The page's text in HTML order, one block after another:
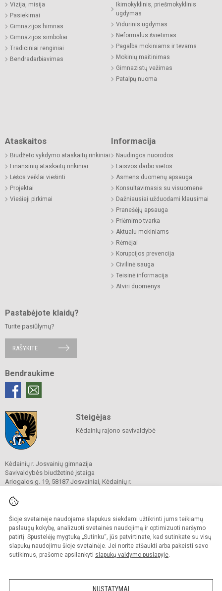
Šioje svetainėje naudojame slapukus siekdami užtikrinti jums teikiamų
paslaugų kokybę, analizuoti svetainės naudojimą ir optimizuoti naršymo
patirtį. Spustelėję mygtuką „Sutinku“, jūs patvirtinate, kad sutinkate su visų
slapukų naudojimu šioje svetainėje. Jei norite atšaukti arba pakeisti savo
sutikimus, prašome apsilankyti slapukų valdymo puslapyje.
NUSTATYMAI
Vizija, misija
Pasiekimai
Gimnazijos himnas
Gimnazijos simboliai
Tradiciniai renginiai
Bendradarbiavimas
Ikimokyklinis, priešmokyklinis
ugdymas
Vidurinis ugdymas
Neformalus švietimas
Pagalba mokiniams ir tėvams
Mokinių maitinimas
Gimnazistų vežimas
Patalpų nuoma
Ataskaitos
Biudžeto vykdymo ataskaitų rinkiniai
Finansinių ataskaitų rinkiniai
Lėšos veiklai viešinti
Projektai
Viešieji pirkimai
Informacija
Naudingos nuorodos
Laisvos darbo vietos
Asmens duomenų apsauga
Konsultavimasis su visuomene
Dažniausiai užduodami klausimai
Pranešėjų apsauga
Priėmimo tvarka
Aktualu mokiniams
Rėmėjai
Korupcijos prevencija
Civilinė sauga
Teisinė informacija
Atviri duomenys
Pastabėjote klaidų?
Turite pasiūlymų?
RAŠYKITE
Bendraukime
Steigėjas
Kėdainių rajono savivaldybė
Kėdainių r. Josvainių gimnazija
Savivaldybės biudžetinė įstaiga
Ariogalos g. 19, 58187 Josvainiai, Kėdainių r.
El. p.
Duomenys kaupiami ir saugomi
Juridinių asmenų registre
Įmonės kodas 191018728
Kopijuoti turinį be raštiško gimnazijos sutikimo griežtai draudžiama.